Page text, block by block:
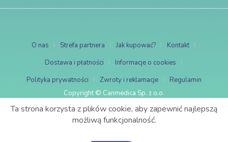
O nas Strefa partnera Jak kupować?
Kontakt
Dostawa i płatności
Informacje o cookies
Polityka prywatności
Zwroty i reklamacje
Regulamin
Copyright © Canmedica Sp. z o.o.
Ta strona korzysta z plików cookie, aby zapewnić najlepszą
możliwą funkcjonalność.